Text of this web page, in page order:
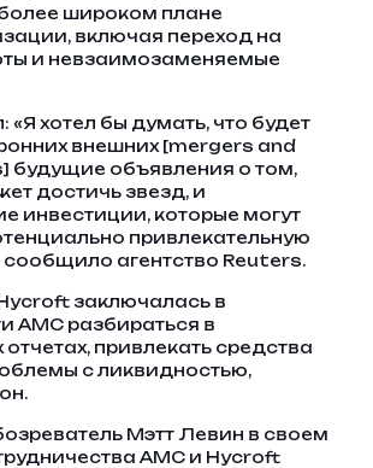
широком плане
включая переход на
и невзаимозаменяемые
«Я хотел бы думать, что будет
внешних [mergers and
будущие объявления о том,
достичь звезд, и
инвестиции, которые могут
привлекательную
сообщило агентство Reuters.
заключалась в
AMC разбираться в
привлекать средства
с ликвидностью,
Мэтт Левин в своем
AMC и Hycroft